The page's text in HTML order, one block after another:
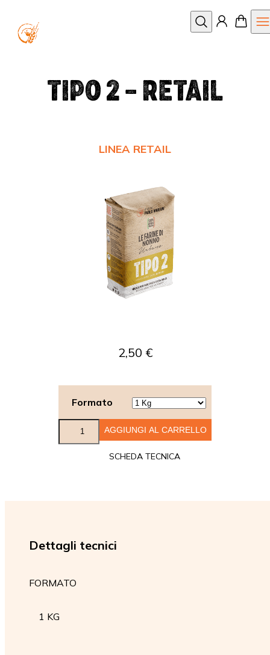
Cerca
TIPO 2 – RETAIL
LINEA RETAIL
2,50 €
Formato
AGGIUNGI AL CARRELLO
SCHEDA TECNICA
Dettagli tecnici
FORMATO
1 KG